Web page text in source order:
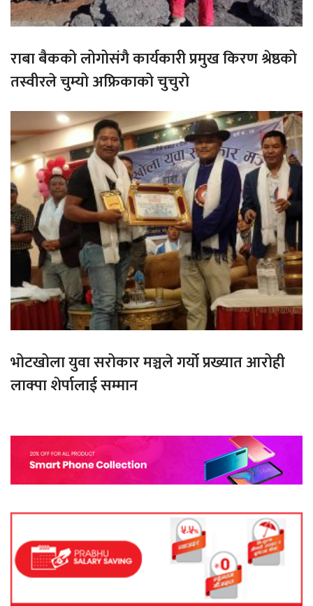
राबा बैकको लोगोसंगै कार्यकारी प्रमुख किरण श्रेष्ठको
तस्वीरले चुम्यो अफ्रिकाको चुचुरो
भोटखोला युवा सरोकार मञ्चले गर्यो प्रख्यात आरोही
लाक्पा शेर्पालाई सम्मान